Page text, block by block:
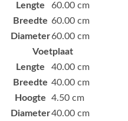
Lengte
60.00 cm
Breedte 60.00 cm
Diameter60.00 cm
Voetplaat
Lengte
40.00 cm
Breedte 40.00 cm
Hoogte
4.50 cm
Diameter40.00 cm